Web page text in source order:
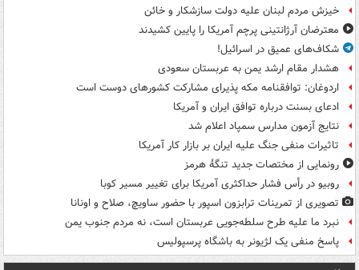
خیزش مردم لبنان علیه دولت سازشکار و خائن
معترضان آرژانتینی پرچم آمریکا را پایین کشیدند
شکاف‌های عمیق در اسرائیل!
هشدار مقام ارشد یمن به عربستان سعودی
اردوغان: توافقنامه مکه پذیرای مشارکت کشورهای دوست است
ادعای بسنت درباره توافق ایران و آمریکا
نتایج آزمون مدارس سمپاد اعلام شد
تاثیرات منفی جنگ علیه ایران بر بازار کار آمریکا
رونمایی از مختصات جدید تنگۀ هرمز
روبیو در رأس فشار حداکثری آمریکا برای تغییر مسیر کوبا
تصویری از تمرینات ترابزون اسپور با حضور ساویچ، صلاح و اونانا
نبرد ما علیه طرح سلطه‌جویی عربستان است، نه مردم جنوب یمن
پاسخ منفی یک لژیونر به باشگاه پرسپولیس